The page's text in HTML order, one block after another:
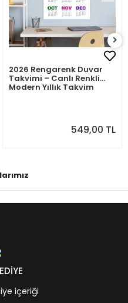
2026 Rengarenk Duvar
Takvimi – Canlı Renkli
Modern Yıllık Takvim
549,00 TL
içeriği